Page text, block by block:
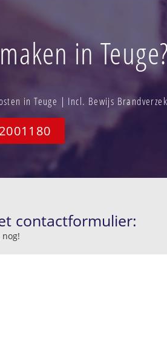
in Teuge?
in Teuge | Incl. Bewijs
contactformulier: